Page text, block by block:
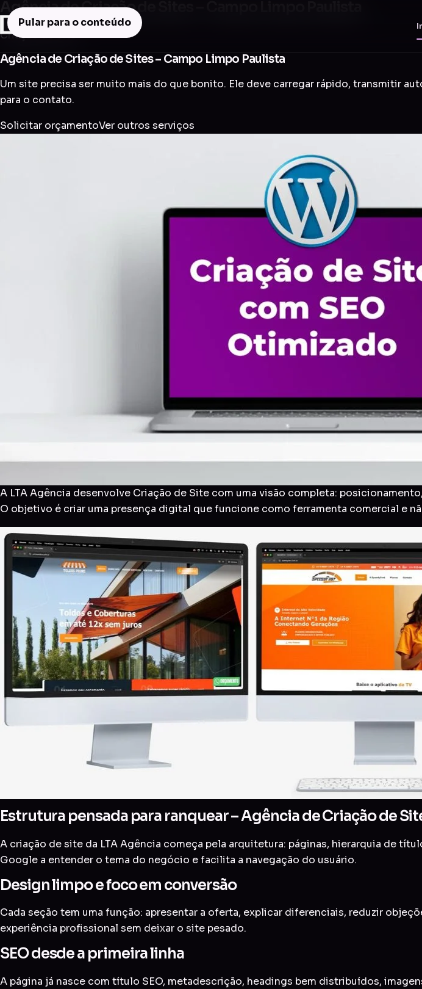
Pular para o conteúdo
Agência de Criação de Sites – Campo Limpo Paulista
Criação de Site
Agência de Criação de Sites – Campo Limpo Paulista
Um site precisa ser muito mais do que bonito. Ele deve carregar rápido, transmitir
para o contato.
Solicitar orçamentoVer outros serviços
A LTA Agência desenvolve Criação de Site com uma visão completa:
O objetivo é criar uma presença digital que funcione como ferramenta comercial e
Estrutura pensada para ranquear – Agência de Criação de
A criação de site da LTA Agência começa pela arquitetura: páginas, hierarquia de
Google a entender o tema do negócio e facilita a navegação do usuário.
Design limpo e foco em conversão
Cada seção tem uma função: apresentar a oferta, explicar diferenciais, reduzir
experiência profissional sem deixar o site pesado.
SEO desde a primeira linha
A página já nasce com título SEO, metadescrição, headings bem distribuídos,